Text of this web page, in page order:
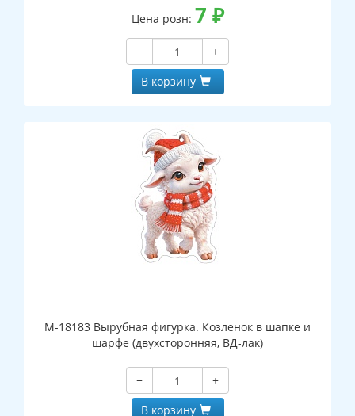
Цена розн: 7 ₽
−
+
В корзину
М-18183 Вырубная фигурка. Козленок в шапке и
шарфе (двухсторонняя, ВД-лак)
−
+
В корзину